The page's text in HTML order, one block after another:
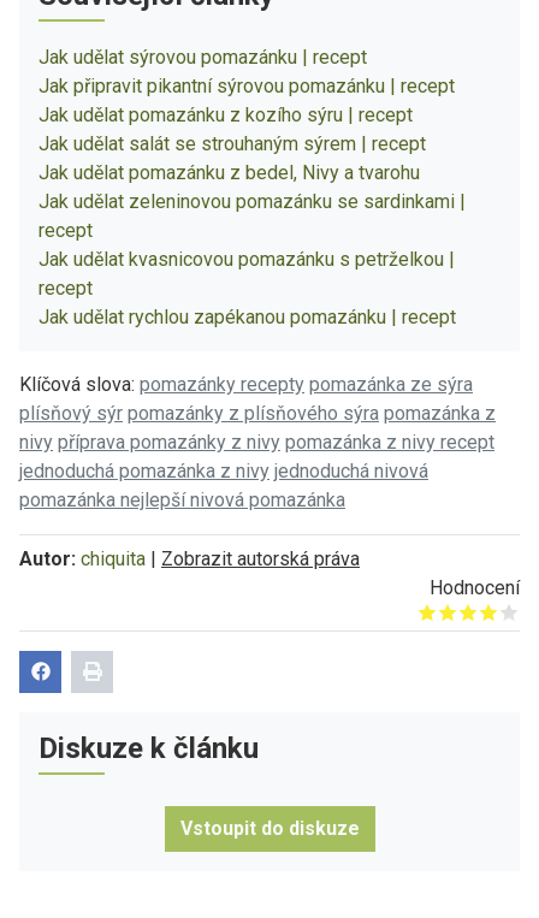
Jak udělat sýrovou pomazánku | recept
Jak připravit pikantní sýrovou pomazánku | recept
Jak udělat pomazánku z kozího sýru | recept
Jak udělat salát se strouhaným sýrem | recept
Jak udělat pomazánku z bedel, Nivy a tvarohu
Jak udělat zeleninovou pomazánku se sardinkami |
recept
Jak udělat kvasnicovou pomazánku s petrželkou |
recept
Jak udělat rychlou zapékanou pomazánku | recept
Klíčová slova: pomazánky recepty pomazánka ze sýra
plísňový sýr pomazánky z plísňového sýra pomazánka z
nivy příprava pomazánky z nivy pomazánka z nivy recept
jednoduchá pomazánka z nivy jednoduchá nivová
pomazánka nejlepší nivová pomazánka
Autor: chiquita | Zobrazit autorská práva
Hodnocení
Give it 1/5
Give it 2/5
Give it 3/5
Give it 4/5
Give it 5/5
Diskuze k článku
Vstoupit do diskuze